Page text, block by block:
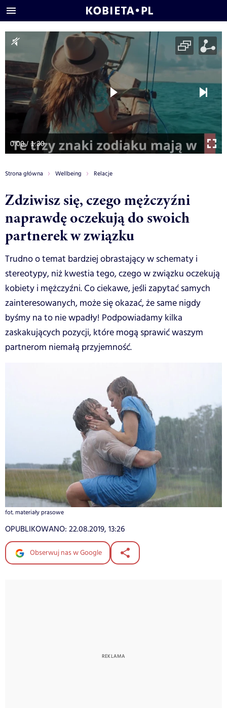
0:00 / 1:30
Strona główna Wellbeing Relacje
Zdziwisz się, czego mężczyźni
naprawdę oczekują do swoich
partnerek w związku
Trudno o temat bardziej obrastający w schematy i
stereotypy, niż kwestia tego, czego w związku oczekują
kobiety i mężczyźni. Co ciekawe, jeśli zapytać samych
zainteresowanych, może się okazać, że same nigdy
byśmy na to nie wpadły! Podpowiadamy kilka
zaskakujących pozycji, które mogą sprawić waszym
partnerom niemałą przyjemność.
fot. materiały prasowe
OPUBLIKOWANO: 22.08.2019, 13:26
Obserwuj nas w Google